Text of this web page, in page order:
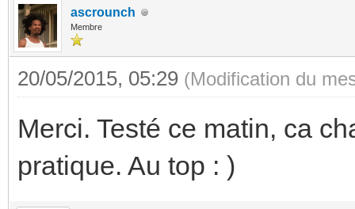
ascrounch
Membre
20/05/2015, 05:29 (Modification du
Merci. Testé ce matin, ca
pratique. Au top : )